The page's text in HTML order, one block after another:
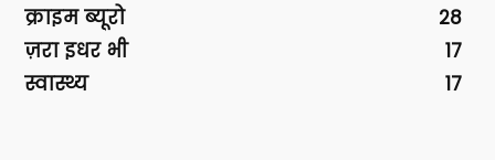
क्राइम ब्यूरो
28
ज़रा इधर भी
17
स्वास्थ्य
17